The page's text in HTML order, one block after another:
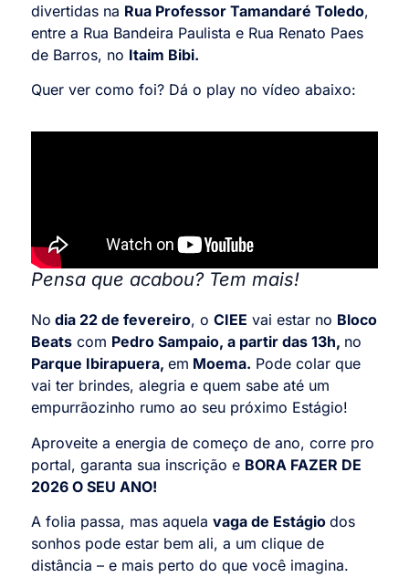
divertidas na Rua Professor Tamandaré Toledo,
entre a Rua Bandeira Paulista e Rua Renato Paes
de Barros, no Itaim Bibi.
Quer ver como foi? Dá o play no vídeo abaixo:
Pensa que acabou? Tem mais!
No dia 22 de fevereiro, o CIEE vai estar no Bloco
Beats com Pedro Sampaio, a partir das 13h, no
Parque Ibirapuera, em Moema. Pode colar que
vai ter brindes, alegria e quem sabe até um
empurrãozinho rumo ao seu próximo Estágio!
Aproveite a energia de começo de ano, corre pro
portal, garanta sua inscrição e BORA FAZER DE
2026 O SEU ANO!
A folia passa, mas aquela vaga de Estágio dos
sonhos pode estar bem ali, a um clique de
distância – e mais perto do que você imagina.